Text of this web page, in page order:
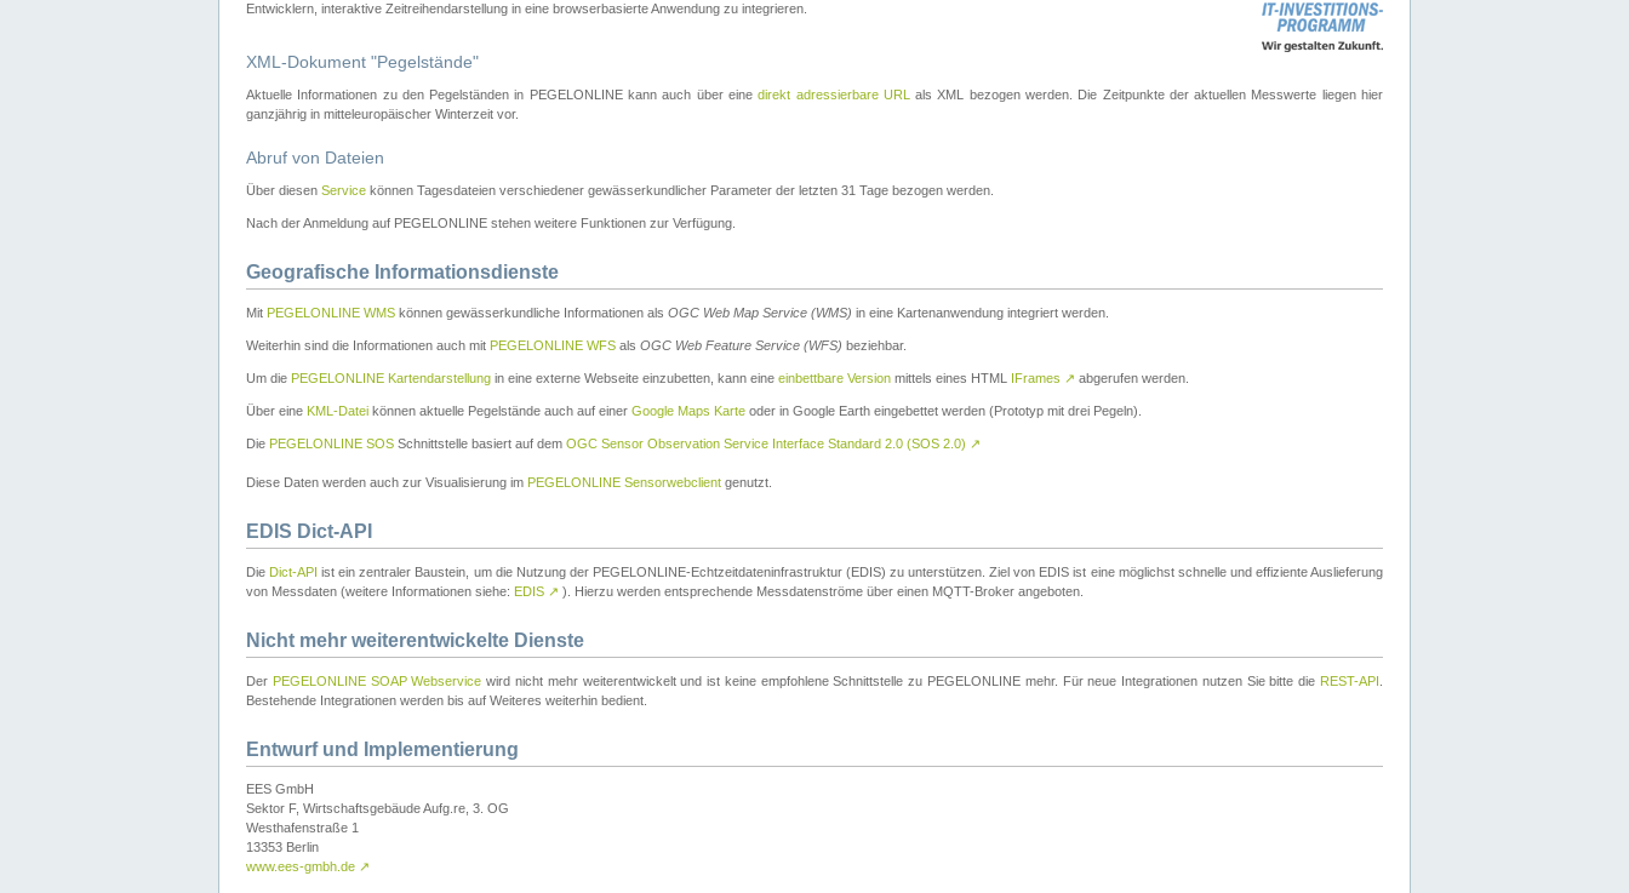
Entwicklern, interaktive Zeitreihendarstellung in eine browserbasierte Anwendung zu integrieren.
XML-Dokument "Pegelstände"
Aktuelle Informationen zu den Pegelständen in PEGELONLINE kann auch über einedirekt adressierbare URL
als XML bezogen werden. Die Zeitpunkte der aktuellen Messwerte liegen hier
ganzjährig in mitteleuropäischer Winterzeit vor.
Abruf von Dateien
Über diesen Service können Tagesdateien verschiedener gewässerkundlicher Parameter der letzten 31 Tage bezogen werden.
Nach der Anmeldung auf PEGELONLINE stehen weitere Funktionen zur Verfügung.
Geografische Informationsdienste
Mit PEGELONLINE WMS können gewässerkundliche Informationen als OGC Web Map Service (WMS) in eine Kartenanwendung integriert werden.
Weiterhin sind die Informationen auch mit PEGELONLINE WFS als OGC Web Feature Service (WFS) beziehbar.
Um die PEGELONLINE Kartendarstellung in eine externe Webseite einzubetten, kann eine einbettbare Version mittels eines HTML IFrames ↗ abgerufen werden.
Über eine KML-Datei können aktuelle Pegelstände auch auf einer Google Maps Karte oder in Google Earth eingebettet werden (Prototyp mit drei Pegeln).
Die PEGELONLINE SOS Schnittstelle basiert auf dem OGC Sensor Observation Service Interface Standard 2.0 (SOS 2.0) ↗
Diese Daten werden auch zur Visualisierung im PEGELONLINE Sensorwebclient genutzt.
EDIS Dict-API
Die Dict-API ist ein zentraler Baustein, um die Nutzung der PEGELONLINE-Echtzeitdateninfrastruktur (EDIS) zu unterstützen. Ziel von EDIS ist eine möglichst schnelle und effiziente Auslieferung
von Messdaten (weitere Informationen siehe: EDIS ↗ ). Hierzu werden entsprechende Messdatenströme über einen MQTT-Broker angeboten.
Nicht mehr weiterentwickelte Dienste
Der PEGELONLINE SOAP Webservice wird nicht mehr weiterentwickelt und ist keine empfohlene Schnittstelle zu PEGELONLINE mehr. Für neue Integrationen nutzen Sie bitte die REST-API
Bestehende Integrationen werden bis auf Weiteres weiterhin bedient.
Entwurf und Implementierung
EES GmbH
Sektor F, Wirtschaftsgebäude Aufg.re, 3. OG
Westhafenstraße 1
13353 Berlin
www.ees-gmbh.de ↗